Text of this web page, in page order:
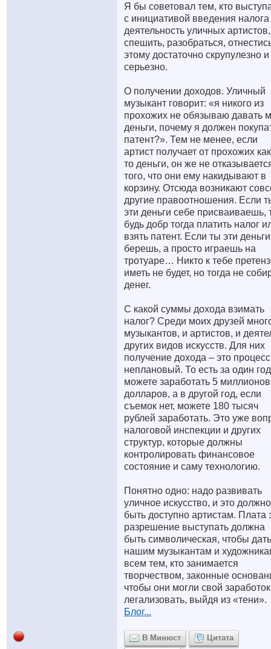
Я бы советовал тем, кто
с инициативой введения
деятельность уличных
спешить, разобраться,
этому достаточно скрупулезно и
серьезно.
О получении доходов. Уличный
музыкант говорит: «я никого из
прохожих не обязываю давать
деньги, почему я должен
патент?». Тем не менее, если
артист получает от прохожих
то деньги, он же не
того, что они ему накидывают в
корзину. Отсюда возникают
другие правоотношения. Если
эти деньги себе присваиваешь,
будь добр тогда платить налог
взять патент. Если ты эти
берешь, а просто играешь на
тротуаре… Никто к тебе
иметь не будет, но тогда не
денег.
С какой суммы дохода взимать
налог? Среди моих друзей
музыкантов, и артистов, и
других видов искусств. Для них
получение дохода – это процесс
неплановый. То есть за один
можете заработать 5 миллионов
долларов, а в другой год, если
съемок нет, можете 180 тысяч
рублей заработать. Это уже
налоговой инспекции и других
структур, которые должны
контролировать финансовое
состояние и саму технологию.
Понятно одно: надо развивать
уличное искусство, и это должно
быть доступно артистам. Плата
разрешение выступать должна
быть символическая, чтобы дать
нашим музыкантам и
всем тем, кто занимается
творчеством, законные
чтобы они могли свой заработок
легализовать, выйдя из «тени».
Блог...
В Минюст Цитата